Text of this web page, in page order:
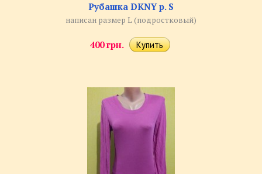
Рубашка DKNY р. S
написан размер L (подростковый)
400 грн.